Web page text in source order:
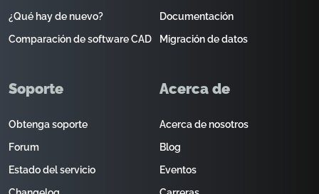
¿Qué hay de nuevo?
Comparación de software CAD
Documentación
Migración de datos
Soporte
Obtenga soporte
Forum
Estado del servicio
Acerca de
Acerca de nosotros
Blog
Eventos